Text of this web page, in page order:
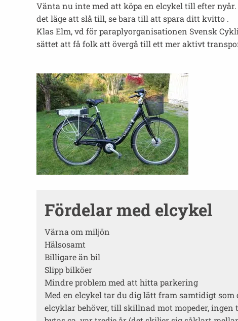
Vänta nu inte med att köpa en elcykel till efter
det läge att slå till, se bara till att spara ditt kvitto .
Klas Elm, vd för paraplyorganisationen Svensk
sättet att få folk att övergå till ett mer aktivt
Fördelar med elcykel
Värna om miljön
Hälsosamt
Billigare än bil
Slipp bilköer
Mindre problem med att hitta parkering
Med en elcykel tar du dig lätt fram samtidigt
elcyklar behöver, till skillnad mot mopeder,